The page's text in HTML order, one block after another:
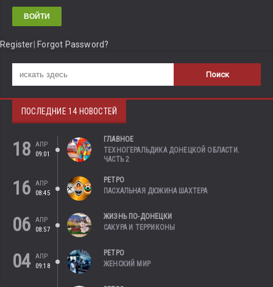
Register Forgot Password?
ПОСЛЕДНИЕ 14 НОВОСТЕЙ
18
АПР
09:01
ГЛАВНОЕ
ТЕХНОГЕРАЛЬДИКА ДОНЕЦКОЙ ОБЛАСТИ.
ЧАСТЬ 2
16
АПР
08:45
РЕТРО
ПАСХАЛЬНАЯ ДЮЖИНА ШАХТЕРА
06
АПР
08:57
ЖИЗНЬ ПО-ДОНЕЦКИ
САКУРА И ТЕРРИКОНЫ
04 АПР
09:18
РЕТРО
ЖЕНСКИЙ МИР